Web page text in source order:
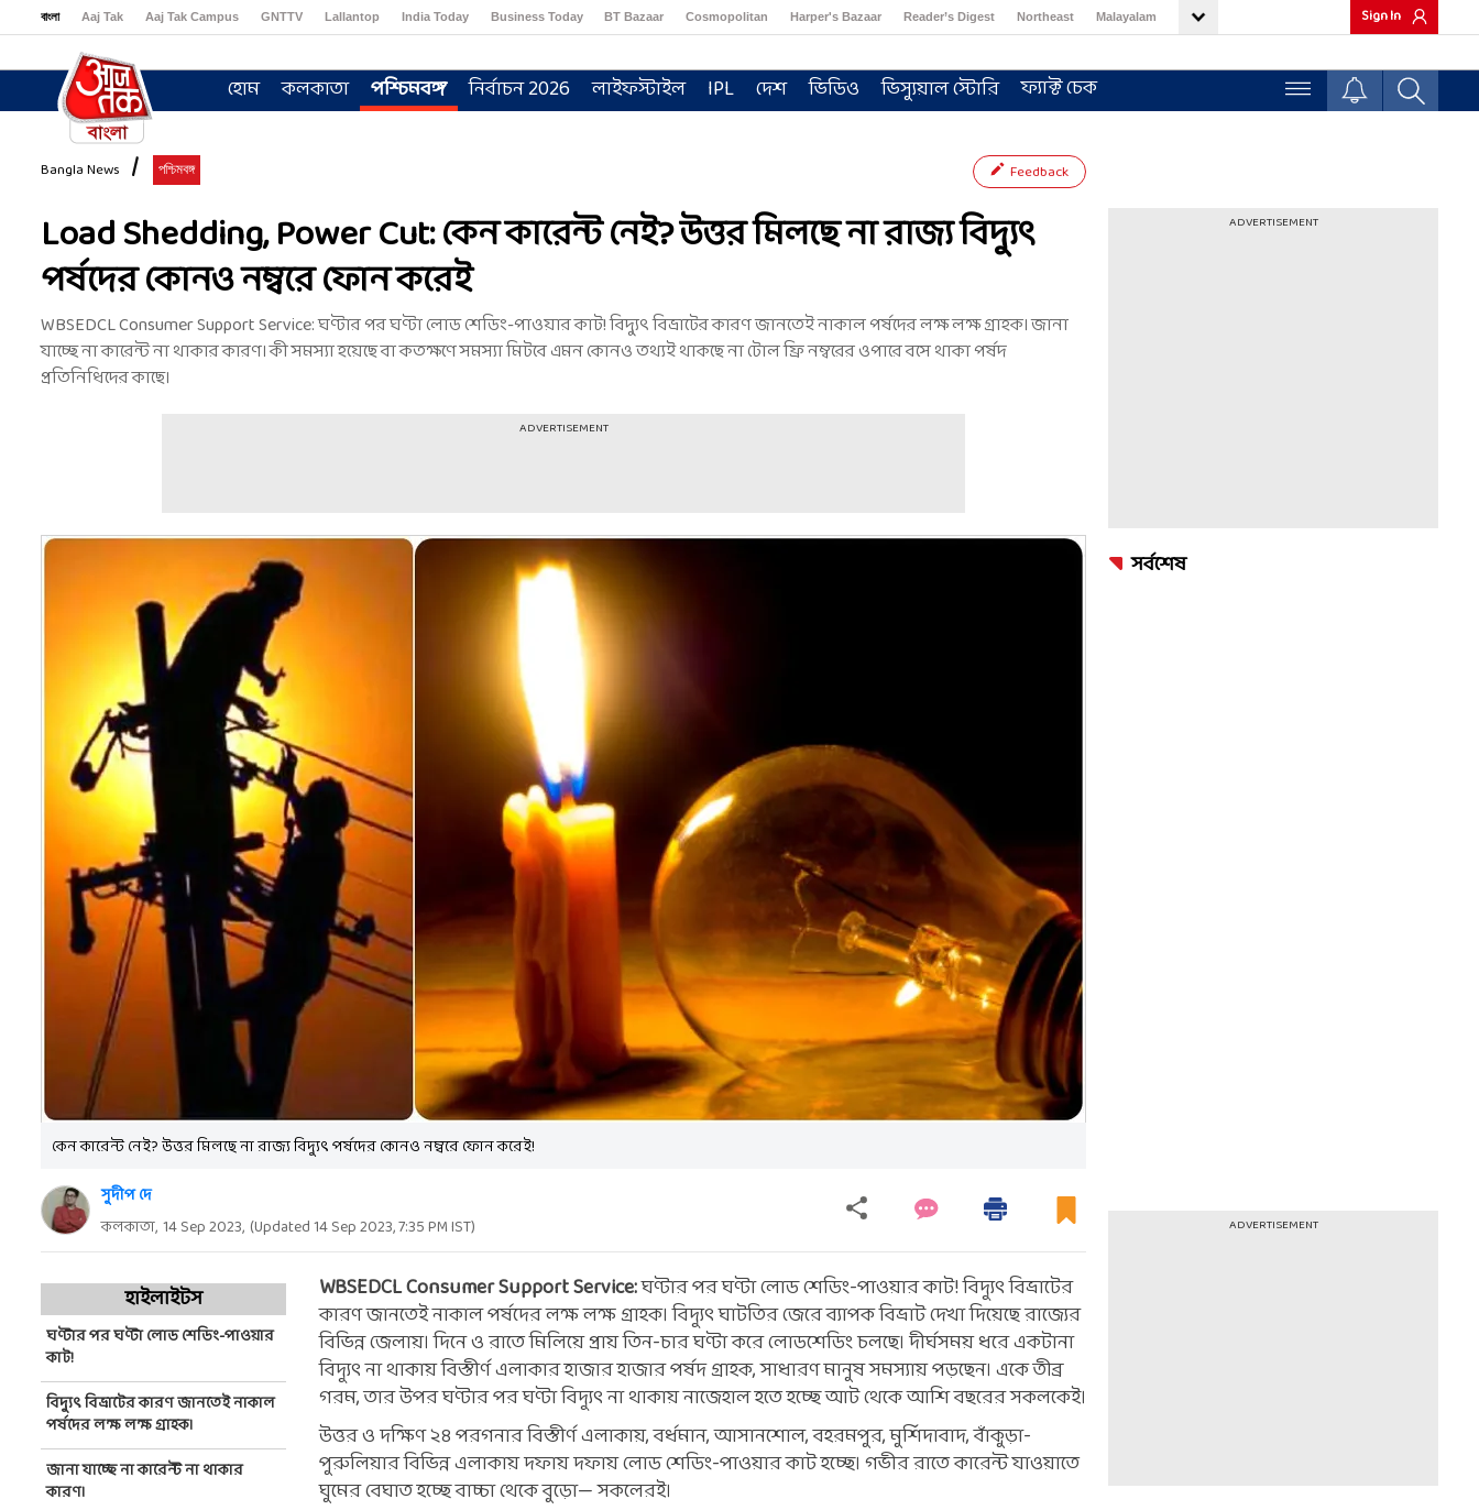
বাংলা Aaj Tak Aaj Tak Campus GNTTV Lallantop India Today Business Today BT Bazaar Cosmopolitan Harper's Bazaar Reader’s Digest Northeast Malayalam Sign In
হোম কলকাতা পশ্চিমবঙ্গ নির্বাচন 2026 লাইফস্টাইল IPL দেশ ভিডিও ভিস্যুয়াল স্টোরি ফ্যাক্ট চেক
Bangla News পশ্চিমবঙ্গ Feedback
Load Shedding, Power Cut: কেন কারেন্ট নেই? উত্তর মিলছে না রাজ্য বিদ্যুৎ
পর্ষদের কোনও নম্বরে ফোন করেই
WBSEDCL Consumer Support Service: ঘণ্টার পর ঘণ্টা লোড শেডিং-পাওয়ার কাট! বিদ্যুৎ বিভ্রাটের কারণ জানতেই নাকাল পর্ষদের লক্ষ লক্ষ গ্রাহক। জানা
যাচ্ছে না কারেন্ট না থাকার কারণ। কী সমস্যা হয়েছে বা কতক্ষণে সমস্যা মিটবে এমন কোনও তথ্যই থাকছে না টোল ফ্রি নম্বরের ওপারে বসে থাকা পর্ষদ
প্রতিনিধিদের কাছে।
ADVERTISEMENT
কেন কারেন্ট নেই? উত্তর মিলছে না রাজ্য বিদ্যুৎ পর্ষদের কোনও নম্বরে ফোন করেই!
সুদীপ দে
কলকাতা, 14 Sep 2023, (Updated14 Sep 2023, 7:35 PMIST)
হাইলাইটস
ঘণ্টার পর ঘণ্টা লোড শেডিং-পাওয়ার
কাট!
বিদ্যুৎ বিভ্রাটের কারণ জানতেই নাকাল
পর্ষদের লক্ষ লক্ষ গ্রাহক।
জানা যাচ্ছে না কারেন্ট না থাকার
কারণ।
WBSEDCL Consumer Support Service:ঘণ্টার পর ঘণ্টা লোড শেডিং-পাওয়ার কাট! বিদ্যুৎ বিভ্রাটের
কারণ জানতেই নাকাল পর্ষদের লক্ষ লক্ষ গ্রাহক। বিদ্যুৎ ঘাটতির জেরে ব্যাপক বিভ্রাট দেখা দিয়েছে রাজ্যের
বিভিন্ন জেলায়। দিনে ও রাতে মিলিয়ে প্রায় তিন-চার ঘণ্টা করে লোডশেডিং চলছে। দীর্ঘসময় ধরে একটানা
বিদ্যুৎ না থাকায় বিস্তীর্ণ এলাকার হাজার হাজার পর্ষদ গ্রাহক, সাধারণ মানুষ সমস্যায় পড়ছেন। একে তীব্র
গরম, তার উপর ঘণ্টার পর ঘণ্টা বিদ্যুৎ না থাকায় নাজেহাল হতে হচ্ছে আট থেকে আশি বছরের সকলকেই।
উত্তর ও দক্ষিণ ২৪ পরগনার বিস্তীর্ণ এলাকায়, বর্ধমান, আসানশোল, বহরমপুর, মুর্শিদাবাদ, বাঁকুড়া-
পুরুলিয়ার বিভিন্ন এলাকায় দফায় দফায় লোড শেডিং-পাওয়ার কাট হচ্ছে। গভীর রাতে কারেন্ট যাওয়াতে
ঘুমের বেঘাত হচ্ছে বাচ্চা থেকে বুড়ো— সকলেরই।
ADVERTISEMENT
সর্বশেষ
ADVERTISEMENT